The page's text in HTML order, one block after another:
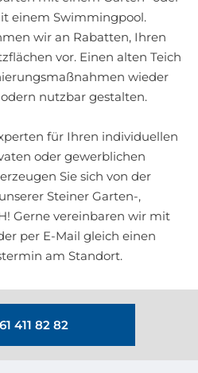
einem Swimmingpool.
wir an Rabatten, Ihren
vor. Einen alten Teich
wieder
nutzbar gestalten.
für Ihren individuellen
oder gewerblichen
Sie sich von der
Steiner Garten-,
Gerne vereinbaren wir mit
per E-Mail gleich einen
am Standort.
411 82 82